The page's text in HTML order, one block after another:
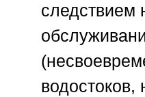
следствием
водостоков,